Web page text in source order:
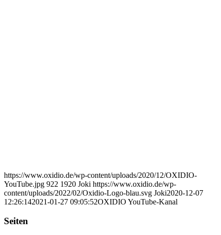
https://www.oxidio.de/wp-content/uploads/2020/12/OXIDIO-
YouTube.jpg 922 1920 Joki https://www.oxidio.de/wp-
content/uploads/2022/02/Oxidio-Logo-blau.svg Joki2020-12-07
12:26:142021-01-27 09:05:52OXIDIO YouTube-Kanal
Seiten